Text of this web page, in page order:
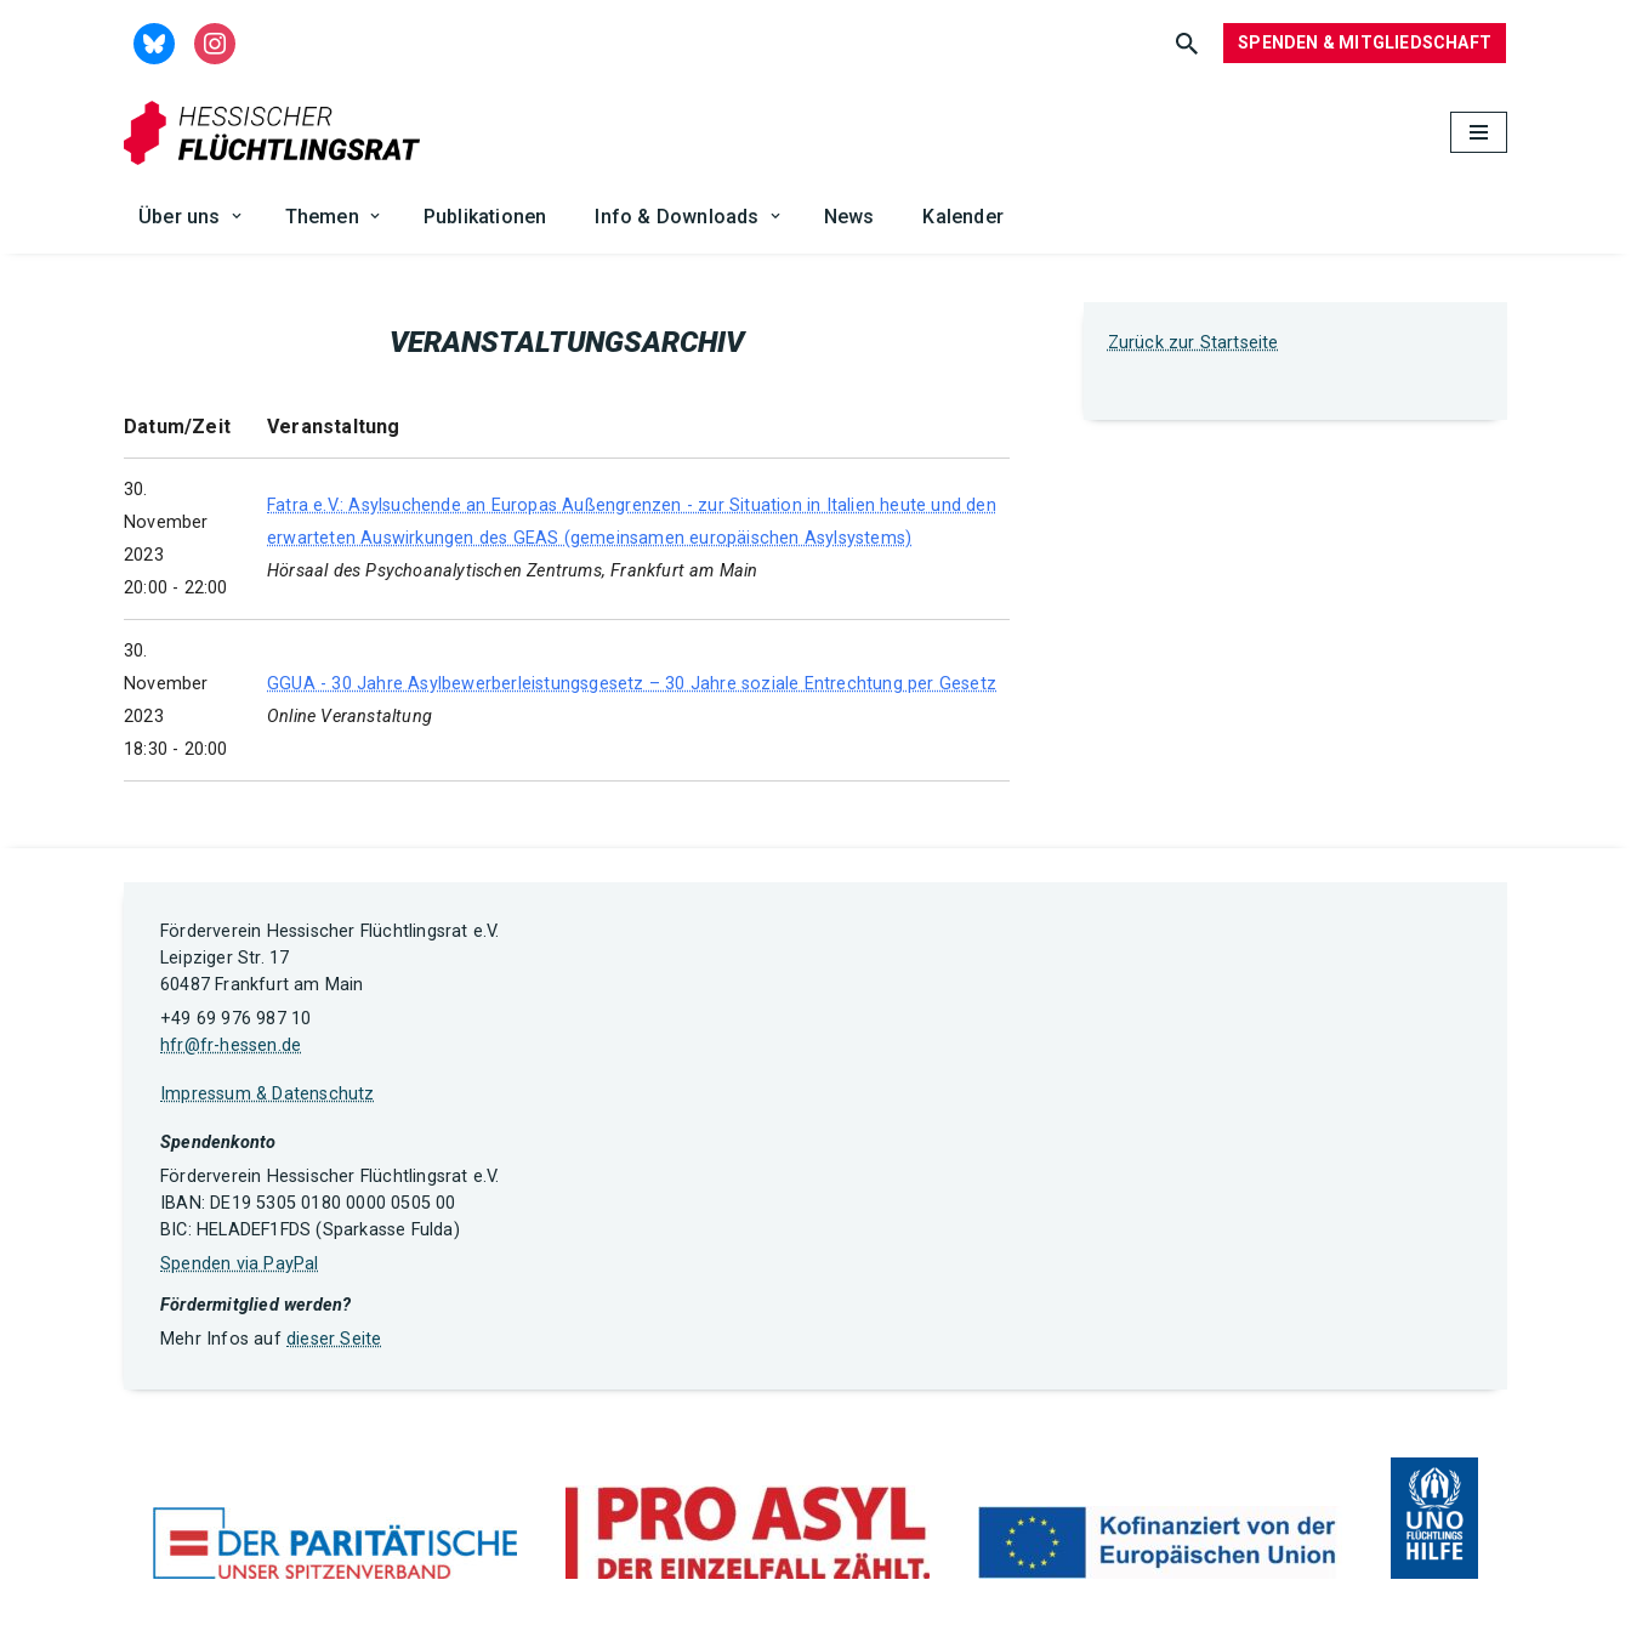
SPENDEN & MITGLIEDSCHAFT
Über uns Themen Publikationen Info & Downloads News Kalender
VERANSTALTUNGSARCHIV
Datum/Zeit Veranstaltung
30.
November
2023
20:00 - 22:00
Fatra e.V.: Asylsuchende an Europas Außengrenzen - zur Situation in Italien heute und den
erwarteten Auswirkungen des GEAS (gemeinsamen europäischen Asylsystems)
Hörsaal des Psychoanalytischen Zentrums, Frankfurt am Main
30.
November
2023
18:30 - 20:00
GGUA - 30 Jahre Asylbewerberleistungsgesetz – 30 Jahre soziale Entrechtung per Gesetz
Online Veranstaltung
Zurück zur Startseite
Förderverein Hessischer Flüchtlingsrat e.V.
Leipziger Str. 17
60487 Frankfurt am Main
+49 69 976 987 10
hfr@fr-hessen.de
Impressum & Datenschutz
Spendenkonto
Förderverein Hessischer Flüchtlingsrat e.V.
IBAN: DE19 5305 0180 0000 0505 00
BIC: HELADEF1FDS (Sparkasse Fulda)
Spenden via PayPal
Fördermitglied werden?
Mehr Infos auf dieser Seite